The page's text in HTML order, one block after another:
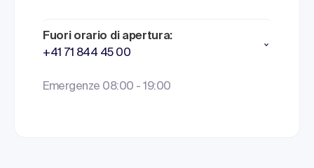
Fuori orario di apertura:
+41 71 844 45 00
Emergenze 08:00 - 19:00